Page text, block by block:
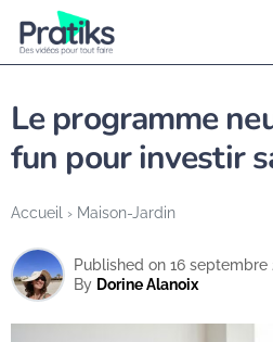
Accueil › Maison-Jardin
Le programme
fun pour investir
By Dorine Alanoix
Published on 16 septembre